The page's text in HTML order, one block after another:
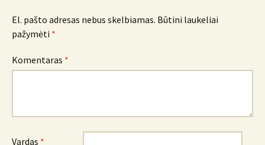
El. pašto adresas nebus skelbiamas. Būtini laukeliai
pažymėti *
Komentaras *
Vardas *